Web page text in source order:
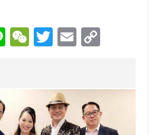
Li W
h
at
T
er
E
l y
Li